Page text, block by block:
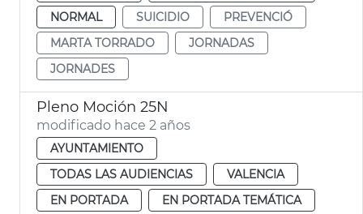
NORMAL
SUICIDIO
PREVENCIÓ
MARTA TORRADO
JORNADAS
JORNADES
Pleno Moción 25N
modificado hace 2 años
AYUNTAMIENTO
TODAS LAS AUDIENCIAS
VALENCIA
EN PORTADA
EN PORTADA TEMÁTICA